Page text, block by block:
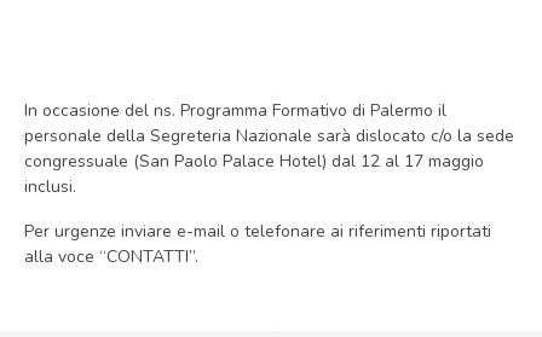
In occasione del ns. Programma Formativo di Palermo il
personale della Segreteria Nazionale sarà dislocato c/o la sede
congressuale (San Paolo Palace Hotel) dal 12 al 17 maggio
inclusi.
Per urgenze inviare e-mail o telefonare ai riferimenti riportati
alla voce “CONTATTI”.